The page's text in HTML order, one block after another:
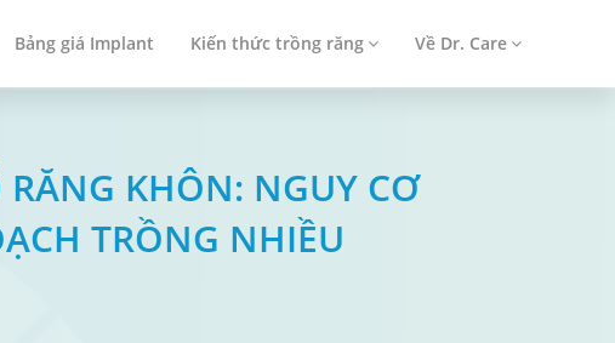
Bảng giá Implant Kiến thức trồng răng Về Dr. Care
KHÔN: NGUY CƠ
TRỒNG NHIỀU